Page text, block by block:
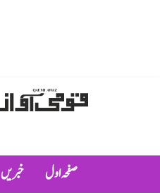
صفحہ اول خبریں